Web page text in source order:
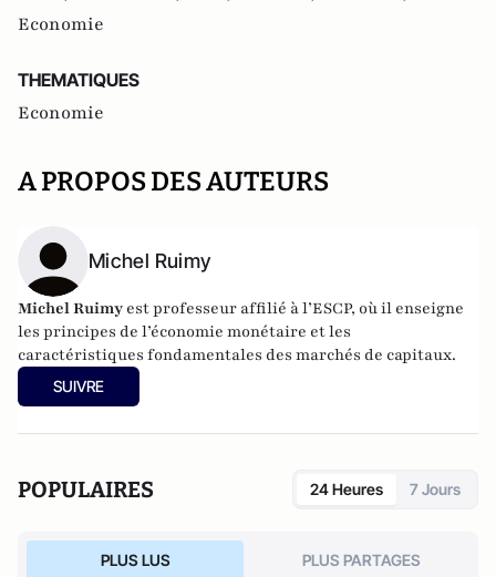
Economie
THEMATIQUES
Economie
A PROPOS DES AUTEURS
Michel Ruimy
Michel Ruimy est professeur affilié à l’ESCP, où il enseigne
les principes de l’économie monétaire et les
caractéristiques fondamentales des marchés de capitaux.
SUIVRE
POPULAIRES 24 Heures 7 Jours
PLUS LUS PLUS PARTAGES